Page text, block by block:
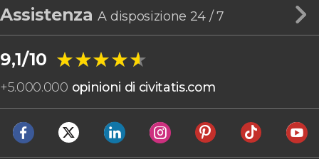
AssistenzaA disposizione 24 / 7
9,1/10 ★★★★★
★★★★★
+5.000.000 opinioni di civitatis.com